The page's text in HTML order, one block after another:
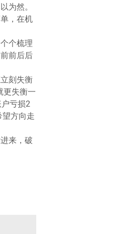
为然。
，在机
个梳理
前后后
刻失衡
更失衡一
亏损2
方向走
来，破